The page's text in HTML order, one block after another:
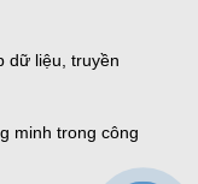
dữ liệu, truyền
minh trong công